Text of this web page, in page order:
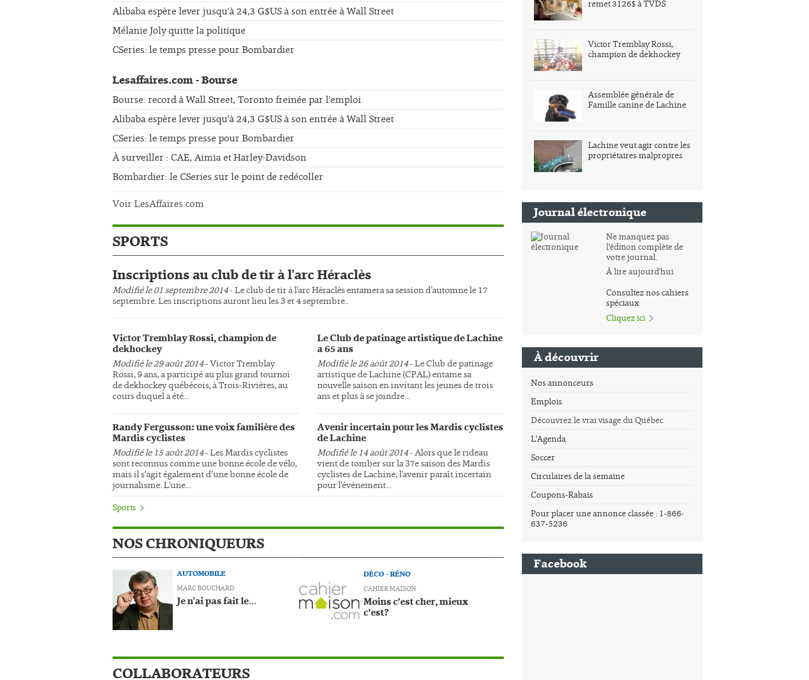
Alibaba espère lever jusqu'à 24,3 G$US à son entrée à Wall Street
Mélanie Joly quitte la politique
CSeries: le temps presse pour Bombardier
Lesaffaires.com - Bourse
Bourse: record à Wall Street, Toronto freinée par l'emploi
Alibaba espère lever jusqu'à 24,3 G$US à son entrée à Wall Street
CSeries: le temps presse pour Bombardier
À surveiller : CAE, Aimia et Harley-Davidson
Bombardier: le CSeries sur le point de redécoller
Voir LesAffaires.com
SPORTS
Inscriptions au club de tir à l'arc Héraclès
Modifié le 01 septembre 2014- Le club de tir à l'arc Héraclès entamera sa session d'automne le 17
septembre. Les inscriptions auront lieu les 3 et 4 septembre..
Victor Tremblay Rossi, champion de
dekhockey
Modifié le 29 août 2014- Victor Tremblay
Rossi, 9 ans, a participé au plus grand tournoi
de dekhockey québécois, à Trois-Rivières, au
cours duquel a été...
Randy Fergusson: une voix familière des
Mardis cyclistes
Modifié le 15 août 2014- Les Mardis cyclistes
sont reconnus comme une bonne école de vélo,
mais il s’agit également d’une bonne école de
journalisme. L'une...
Le Club de patinage artistique de Lachine
a 65 ans
Modifié le 26 août 2014- Le Club de patinage
artistique de Lachine (CPAL) entame sa
nouvelle saison en invitant les jeunes de trois
ans et plus à se joindre...
Avenir incertain pour les Mardis cyclistes
de Lachine
Modifié le 14 août 2014- Alors que le rideau
vient de tomber sur la 37e saison des Mardis
cyclistes de Lachine, l'avenir paraît incertain
pour l'événement...
Sports
NOS CHRONIQUEURS
AUTOMOBILE
MARC BOUCHARD
Je n'ai pas fait le…
DÉCO - RÉNO
CAHIER MAISON
Moins c’est cher, mieux
c’est?
COLLABORATEURS
remet 3126$ à TVDS
Victor Tremblay Rossi,
champion de dekhockey
Assemblée générale de
Famille canine de Lachine
Lachine veut agir contre les
propriétaires malpropres
Journal électronique
Ne manquez pas
l'édition complète de
votre journal.
À lire aujourd'hui
Consultez nos cahiers
spéciaux
Cliquez ici
À découvrir
Nos annonceurs
Emplois
Découvrez le vrai visage du Québec
L'Agenda
Soccer
Circulaires de la semaine
Coupons-Rabais
Pour placer une annonce classée : 1-866-
637-5236
Facebook